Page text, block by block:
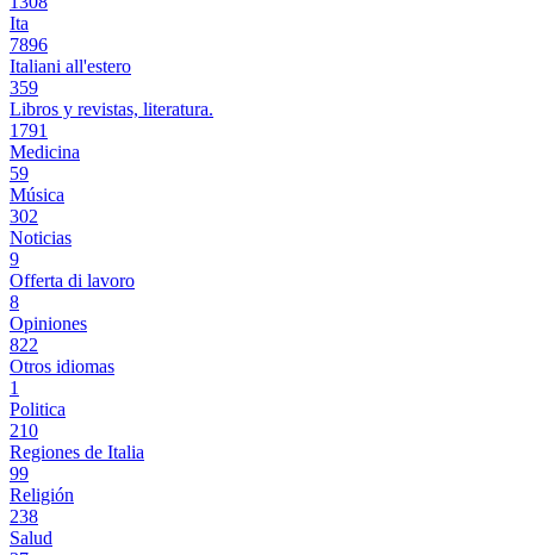
Ita
7896
Italiani all'estero
359
Libros y revistas, literatura.
1791
Medicina
59
Música
302
Noticias
9
Offerta di lavoro
8
Opiniones
822
Otros idiomas
1
Politica
210
Regiones de Italia
99
Religión
238
Salud